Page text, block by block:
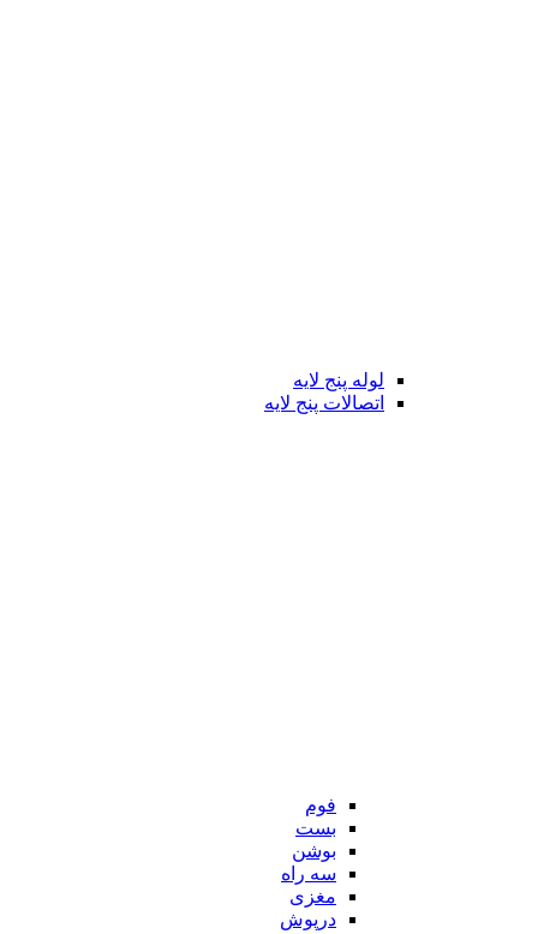
لوله پنج لایه
اتصالات پنج لایه
فوم
بست
بوشن
سه راه
مغزی
درپوش